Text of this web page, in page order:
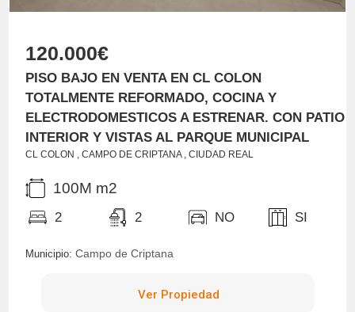
120.000€
PISO BAJO EN VENTA EN CL COLON
TOTALMENTE REFORMADO, COCINA Y
ELECTRODOMESTICOS A ESTRENAR. CON PATIO
INTERIOR Y VISTAS AL PARQUE MUNICIPAL
CL COLON , CAMPO DE CRIPTANA , CIUDAD REAL
100M m2
2 2 NO SI
Municipio: Campo de Criptana
Ver Propiedad